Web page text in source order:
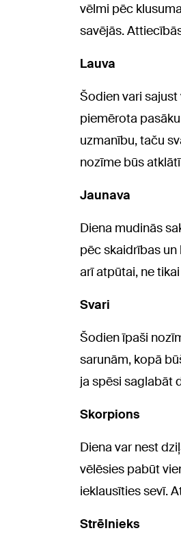
vēlmi pēc
savējās.
Lauva
Šodien vari
piemērota
uzmanību, taču
nozīme būs
Jaunava
Diena mudinās
pēc skaidrības
arī atpūtai, ne
Svari
Šodien īpaši
sarunām, kopā
ja spēsi saglabāt
Skorpions
Diena var nest
vēlēsies pabūt
ieklausīties sevī.
Strēlnieks